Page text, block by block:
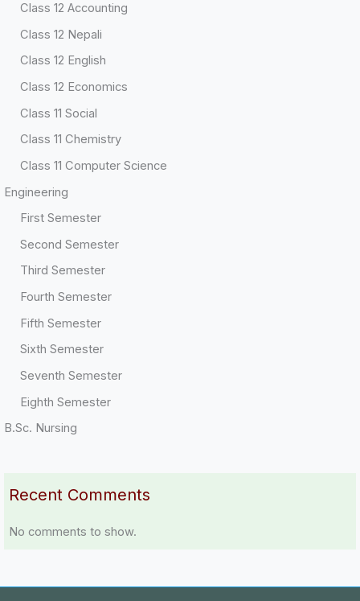
Class 12 Accounting
Class 12 Nepali
Class 12 English
Class 12 Economics
Class 11 Social
Class 11 Chemistry
Class 11 Computer Science
Engineering
First Semester
Second Semester
Third Semester
Fourth Semester
Fifth Semester
Sixth Semester
Seventh Semester
Eighth Semester
B.Sc. Nursing
Recent Comments
No comments to show.